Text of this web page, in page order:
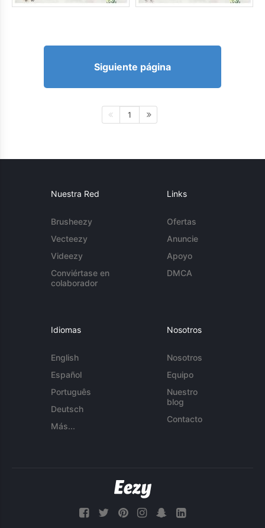
Siguiente página
1
Nuestra Red
Brusheezy
Vecteezy
Videezy
Conviértase en
colaborador
Links
Ofertas
Anuncie
Apoyo
DMCA
Idiomas
English
Español
Português
Deutsch
Más...
Nosotros
Nosotros
Equipo
Nuestro
blog
Contacto